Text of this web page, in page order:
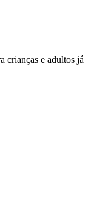
crianças e adultos já